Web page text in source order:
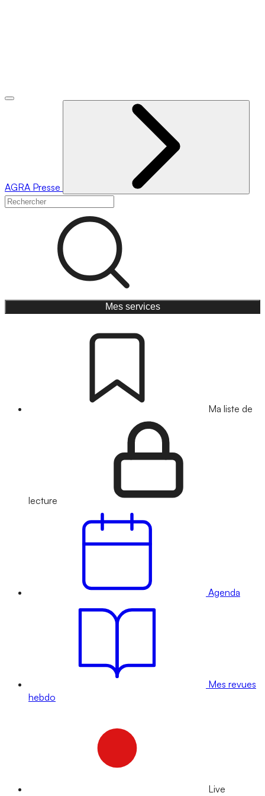
AGRA Presse
Mes services
Ma liste de
lecture
Agenda
Mes revues
hebdo
Live